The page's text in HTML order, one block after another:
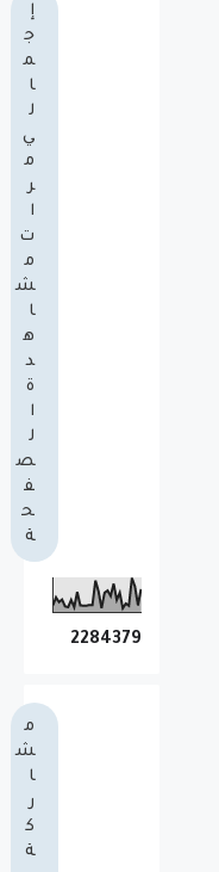
إ
ج
م
ا
ل
ي
م
ر
ا
ت
م
ش
ا
ه
د
ة
ا
ل
ص
ف
ح
ة
2284379
م
ش
ا
ر
ك
ة